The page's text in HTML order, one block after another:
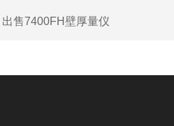
出售7400FH壁厚量仪